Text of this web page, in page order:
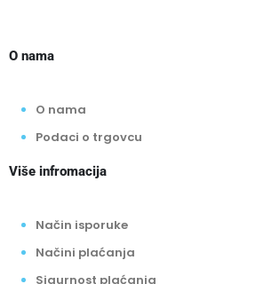
O nama
O nama
Podaci o trgovcu
Više infromacija
Način isporuke
Načini plaćanja
Sigurnost plaćanja